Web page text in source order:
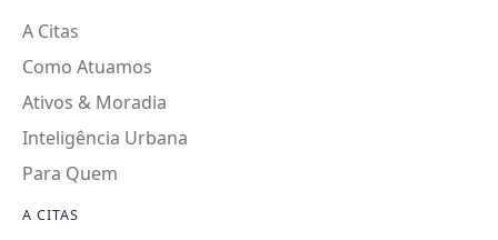
A Citas
Como Atuamos
Ativos & Moradia
Inteligência Urbana
Para Quem
A CITAS